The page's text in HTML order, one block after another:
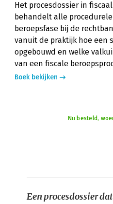
Het procesdossier in
behandelt alle
beroepsfase bij de
vanuit de praktijk hoe een
opgebouwd en welke
van een fiscale
Boek bekijken
Nu besteld,
Een procesdossier